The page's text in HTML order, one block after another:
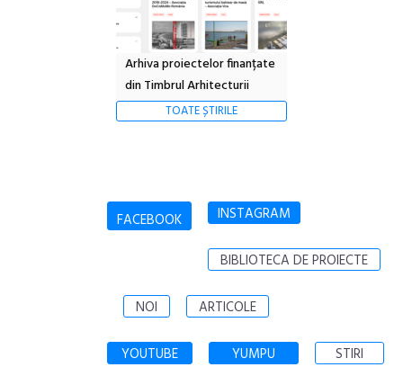
Arhiva proiectelor finanțate
din Timbrul Arhitecturii
TOATE ȘTIRILE
FACEBOOK INSTAGRAM
BIBLIOTECA DE PROIECTE
NOI ARTICOLE
YOUTUBE YUMPU STIRI